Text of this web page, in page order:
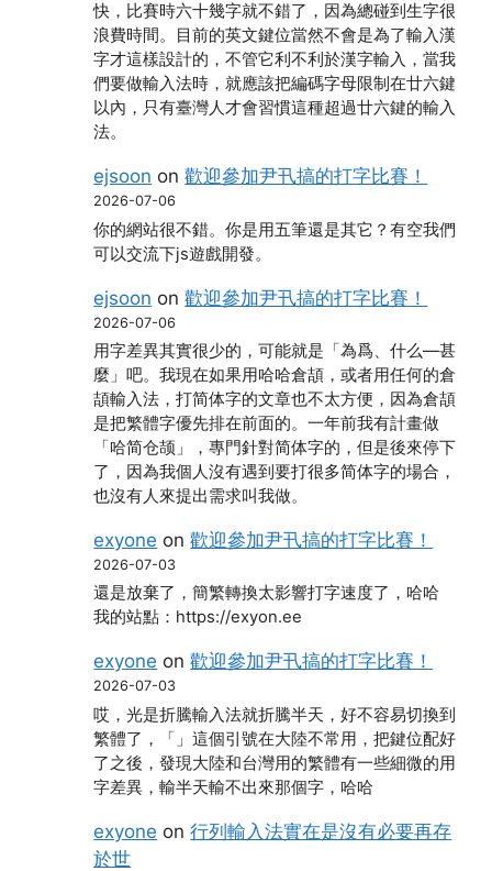
快，比賽時六十幾字就不錯了，因為總碰到生字很
浪費時間。目前的英文鍵位當然不會是為了輸入漢
字才這樣設計的，不管它利不利於漢字輸入，當我
們要做輸入法時，就應該把編碼字母限制在廿六鍵
以內，只有臺灣人才會習慣這種超過廿六鍵的輸入
法。
ejsoon on歡迎參加尹卂搞的打字比賽！
2026-07-06
你的網站很不錯。你是用五筆還是其它？有空我們
可以交流下js遊戲開發。
ejsoon on歡迎參加尹卂搞的打字比賽！
2026-07-06
用字差異其實很少的，可能就是「為爲、什么―甚
麼」吧。我現在如果用哈哈倉頡，或者用任何的倉
頡輸入法，打简体字的文章也不太方便，因為倉頡
是把繁體字優先排在前面的。一年前我有計畫做
「哈简仓颉」，專門針對简体字的，但是後來停下
了，因為我個人沒有遇到要打很多简体字的場合，
也沒有人來提出需求叫我做。
exyone on歡迎參加尹卂搞的打字比賽！
2026-07-03
還是放棄了，簡繁轉換太影響打字速度了，哈哈
我的站點：https://exyon.ee
exyone on歡迎參加尹卂搞的打字比賽！
2026-07-03
哎，光是折騰輸入法就折騰半天，好不容易切換到
繁體了，「」這個引號在大陸不常用，把鍵位配好
了之後，發現大陸和台灣用的繁體有一些細微的用
字差異，輸半天輸不出來那個字，哈哈
exyone on行列輸入法實在是沒有必要再存
於世